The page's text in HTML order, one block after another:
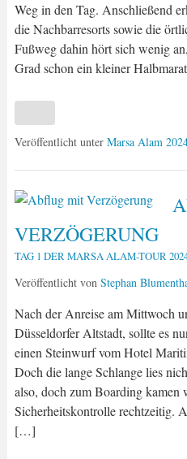
Weg in den Tag. Anschließend
die Nachbarresorts sowie die
Fußweg dahin hört sich wenig
Grad schon ein kleiner
Veröffentlicht unter Marsa Alam
VERZÖGERUNG
TAG 1 DER MARSA ALAM-TOUR
Veröffentlicht von Stephan
Nach der Anreise am Mittwoch
Düsseldorfer Altstadt, sollte es
einen Steinwurf vom Hotel
Doch die lange Schlange lies
also, doch zum Boarding kamen
Sicherheitskontrolle rechtzeitig.
[…]